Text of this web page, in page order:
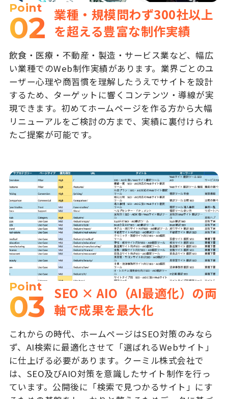
Point
02 業種・規模問わず300社以上
を超える豊富な制作実績
飲食・医療・不動産・製造・サービス業など、幅広
い業種でのWeb制作実績があります。業界ごとのユ
ーザー心理や商習慣を理解したうえでサイトを設計
するため、ターゲットに響くコンテンツ・導線が実
現できます。初めてホームページを作る方から大幅
リニューアルをご検討の方まで、実績に裏付けられ
たご提案が可能です。
Point
03 SEO × AIO（AI最適化）の両
軸で成果を最大化
これからの時代、ホームページはSEO対策のみなら
ず、AI検索に最適化させて「選ばれるWebサイト」
に仕上げる必要があります。クーミル株式会社で
は、SEO及びAIO対策を意識したサイト制作を行っ
ています。公開後に「検索で見つかるサイト」にす